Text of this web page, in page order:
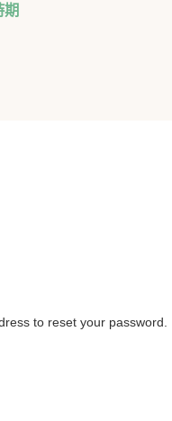
期
to reset your password.